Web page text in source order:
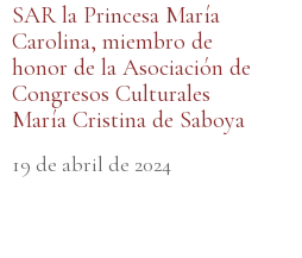
SAR la Princesa María
Carolina, miembro de
honor de la Asociación de
Congresos Culturales
María Cristina de Saboya
19 de abril de 2024